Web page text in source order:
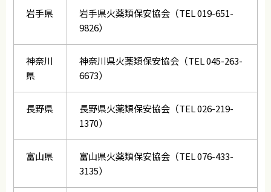
岩手県
岩手県火薬類保安協会（TEL 019-651-
9826）
神奈川
県
神奈川県火薬類保安協会（TEL 045-263-
6673）
長野県
長野県火薬類保安協会（TEL 026-219-
1370）
富山県
富山県火薬類保安協会（TEL 076-433-
3135）